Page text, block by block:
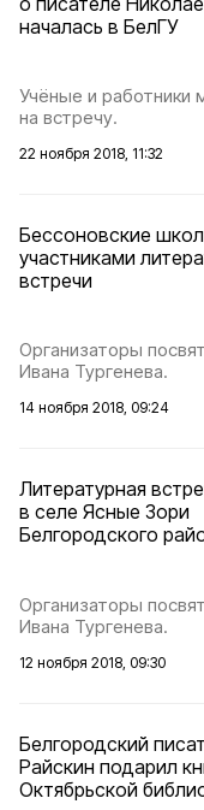
началась в БелГУ
Учёные и работники
на встречу.
22 ноября 2018, 11:32
Бессоновские
участниками
встречи
Организаторы
Ивана Тургенева.
14 ноября 2018, 09:24
Литературная
в селе Ясные Зори
Белгородского
Организаторы
Ивана Тургенева.
12 ноября 2018, 09:30
Белгородский
Райскин подарил
Октябрьской